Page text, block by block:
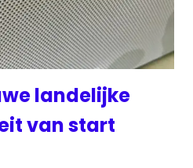
landelijke
van start